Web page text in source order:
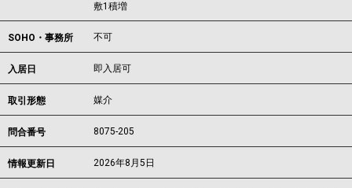
敷1積増
SOHO・事務所 不可
入居日 即入居可
取引形態 媒介
問合番号 8075-205
情報更新日 2026年8月5日